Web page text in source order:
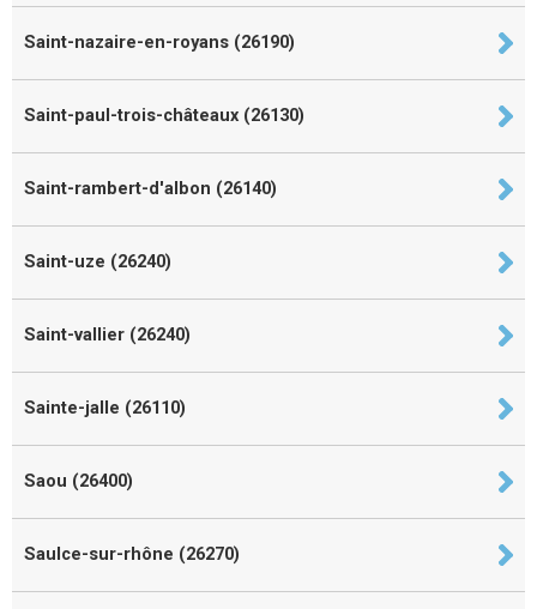
Saint-nazaire-en-royans (26190)
Saint-paul-trois-châteaux (26130)
Saint-rambert-d'albon (26140)
Saint-uze (26240)
Saint-vallier (26240)
Sainte-jalle (26110)
Saou (26400)
Saulce-sur-rhône (26270)